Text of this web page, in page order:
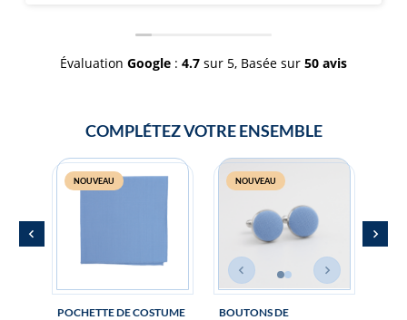
Évaluation Google : 4.7 sur 5, Basée sur 50 avis
COMPLÉTEZ VOTRE ENSEMBLE
NOUVEAU
POCHETTE DE COSTUME
NOUVEAU
BOUTONS DE